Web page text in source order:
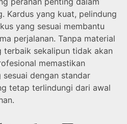
Kardus yang kuat, pelindung
yang sesuai membantu
perjalanan. Tanpa material
sekalipun tidak akan
memastikan
dengan standar
tetap terlindungi dari awal